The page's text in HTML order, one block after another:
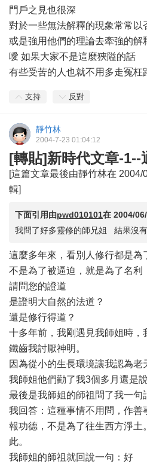
門戶之見也很深
對於一些無法解釋的現象常常以
或是強用他們的理論去牽強的解
噯 如果大家不是這麼狹隘的話
有些受苦的人也就不用多走冤枉
支持 反對
靜竹林
2004-7-23 01:04:12
[轉貼]新時代文章-1--
[這篇文章最後由靜竹林在 2004/
輯]
下面引用由pwd010101在 2004/
我問了好多靈修的師兄姐 結果沒
這麼多年來，看別人修行都是為
不是為了被逼迫，就是為了名利
請問您的證道
是證明大自然的法道？
還是修行得道？
十多年前，我剛遇見我師姐時
鐵齒我討厭神明。
因為從小的生長環境讓我認為老
我師姐他們勸了我3個多月還是說
最後是我師姐的師祖問了我一句
我回答：這種事情不用問，作
報功德，不是為了往生西方淨土
此。
我師姐的師祖就回說一句：好